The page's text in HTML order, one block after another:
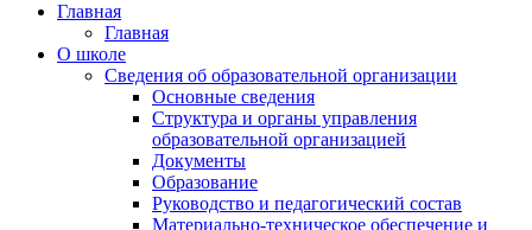
Главная
Главная
О школе
Сведения об образовательной организации
Основные сведения
Структура и органы управления
образовательной организацией
Документы
Образование
Руководство и педагогический состав
Материально-техническое обеспечение и